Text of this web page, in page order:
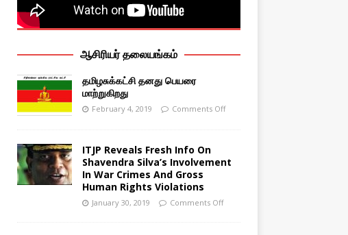
ஆசிரியர் தலையங்கம்
தமிழசுக்கட்சி தனது பெயரை
மாற்றுகிறது
February 4, 2019 Comments Off
ITJP Reveals Fresh Info On
Shavendra Silva’s Involvement
In War Crimes And Gross
Human Rights Violations
January 30, 2019 Comments Off